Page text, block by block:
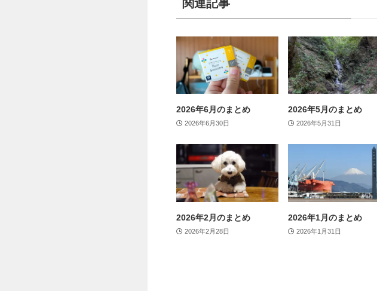
関連記事
2026年6月のまとめ
2026年6月30日
2026年5月のまとめ
2026年5月31日
2026年2月のまとめ
2026年2月28日
2026年1月のまとめ
2026年1月31日